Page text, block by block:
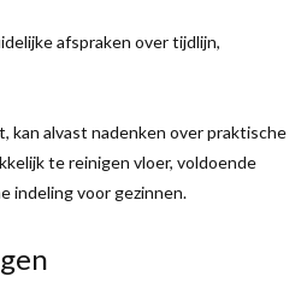
afspraken over tijdlijn,
kan alvast nadenken over praktische
te reinigen vloer, voldoende
indeling voor gezinnen.